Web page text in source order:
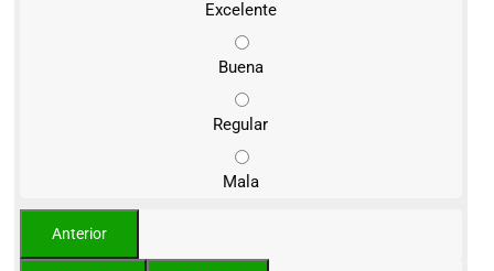
Excelente
Buena
Regular
Mala